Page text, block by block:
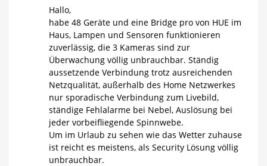
Hallo,
habe 48 Geräte und eine Bridge pro von HUE im
Haus, Lampen und Sensoren funktionieren
zuverlässig, die 3 Kameras sind zur
Überwachung völlig unbrauchbar. Ständig
aussetzende Verbindung trotz ausreichenden
Netzqualität, außerhalb des Home Netzwerkes
nur sporadische Verbindung zum Livebild,
ständige Fehlalarme bei Nebel, Auslösung bei
jeder vorbeifliegende Spinnwebe.
Um im Urlaub zu sehen wie das Wetter zuhause
ist reicht es meistens, als Security Lösung völlig
unbrauchbar.